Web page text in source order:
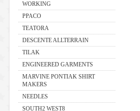
WORKING
PPACO
TEATORA
DESCENTE ALLTERRAIN
TILAK
ENGINEERED GARMENTS
MARVINE PONTIAK SHIRT
MAKERS
NEEDLES
SOUTH2 WEST8